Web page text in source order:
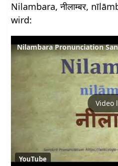
Nilambara, नीलाम्बर,
wird:
Nilambara Pronunciation
Video
YouTube